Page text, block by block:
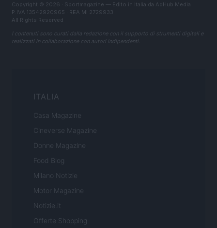
Copyright © 2026 · Sportmagazine — Edito in Italia da AdHub Media
P.IVA 13542920965 · REA MI 2729933
All Rights Reserved
I contenuti sono curati dalla redazione con il supporto di strumenti digitali e
realizzati in collaborazione con autori indipendenti.
ITALIA
Casa Magazine
Cineverse Magazine
Donne Magazine
Food Blog
Milano Notizie
Motor Magazine
Notizie.it
Offerte Shopping